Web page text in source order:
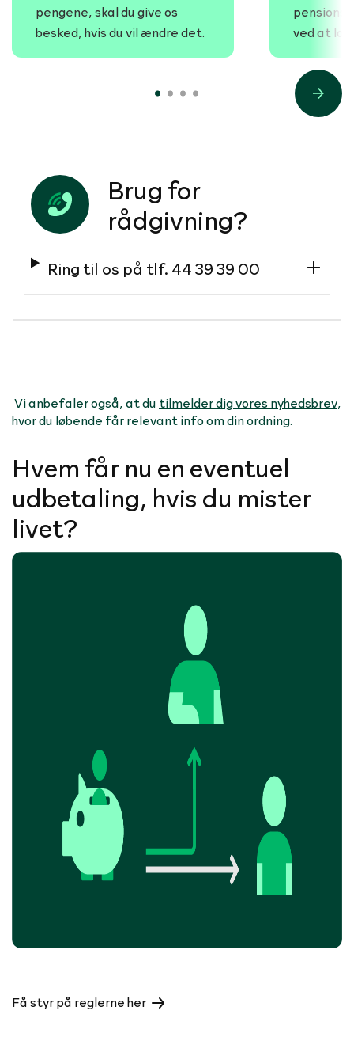
pengene, skal du give os
besked, hvis du vil ændre det.
ved at
Next
Brug for
rådgivning?
Ring til os på tlf. 44 39 39 00
Vi anbefaler også, at du tilmelder dig vores nyhedsbrev,
hvor du løbende får relevant info om din ordning.
Hvem får nu en eventuel
udbetaling, hvis du mister
livet?
Få styr på reglerne her